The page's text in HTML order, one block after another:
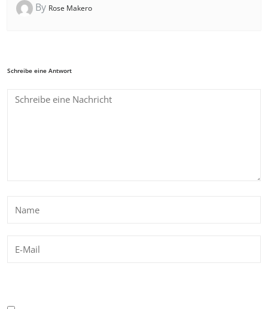
By Rose Makero
Schreibe eine Antwort